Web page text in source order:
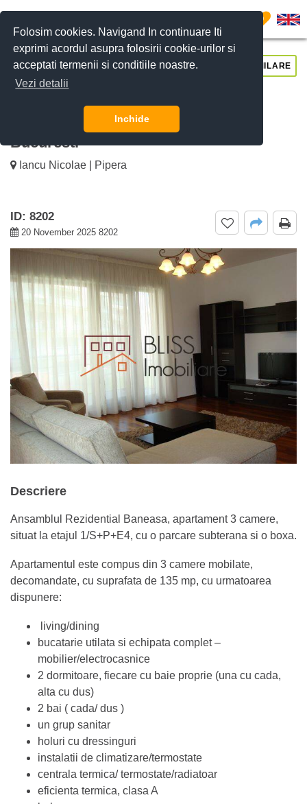
Folosim cookies. Navigand In continuare Iti
exprimi acordul asupra folosirii cookie-urilor si
acceptati termenii si conditiile noastre.
Vezi detalii
Inchide
0
Baneasa Rezidential, Baneasa Mall,
Bucuresti
Iancu Nicolae | Pipera
ID: 8202
20 November 2025 8202
Descriere
Ansamblul Rezidential Baneasa, apartament 3 camere,
situat la etajul 1/S+P+E4, cu o parcare subterana si o boxa.
Apartamentul este compus din 3 camere mobilate,
decomandate, cu suprafata de 135 mp, cu urmatoarea
dispunere:
living/dining
bucatarie utilata si echipata complet –
mobilier/electrocasnice
2 dormitoare, fiecare cu baie proprie (una cu cada,
alta cu dus)
2 bai ( cada/ dus )
un grup sanitar
holuri cu dressinguri
instalatii de climatizare/termostate
centrala termica/ termostate/radiatoar
eficienta termica, clasa A
CERE DETALII SUNĂ-NE SIMILARE